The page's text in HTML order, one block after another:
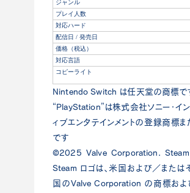
ジャンル
プレイ⼈数
対応ハード
配信⽇ / 発売⽇
価格（税込）
対応⾔語
コピーライト
Nintendo Switch は任天堂の商標です
“PlayStation”は株式会社ソニー・イ
ィブエンタテインメントの登録商標
です
©2025 Valve Corporation.
Steam ロゴは、⽶国および／または
国のValve Corporation の商標およ